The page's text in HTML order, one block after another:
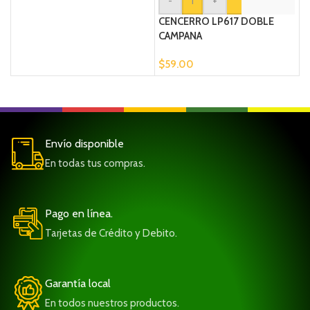
CENCERRO LP617 DOBLE
CAMPANA
$59.00
Envío disponible
En todas tus compras.
Pago en línea.
Tarjetas de Crédito y Debito.
Garantía local
En todos nuestros productos.